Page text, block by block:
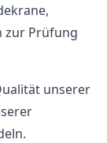
zur Prüfung
unserer